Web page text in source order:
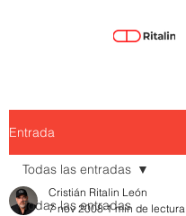
Entrada
Todas las entradas
Todas las entradas
Cristián Ritalin León
7 nov 2008 1 min de lectura